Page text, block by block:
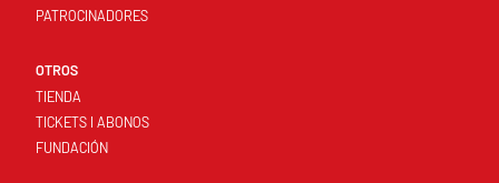
PATROCINADORES
OTROS
TIENDA
TICKETS I ABONOS
FUNDACIÓN